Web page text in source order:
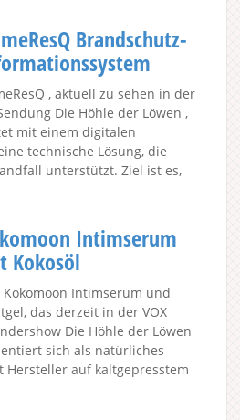
Brandschutz-
, aktuell zu sehen in der
Die Höhle der Löwen ,
mit einem digitalen
technische Lösung, die
unterstützt. Ziel ist es,
Intimserum
Kokosöl
Kokomoon Intimserum und
das derzeit in der VOX
Die Höhle der Löwen
sich als natürliches
Hersteller auf kaltgepresstem